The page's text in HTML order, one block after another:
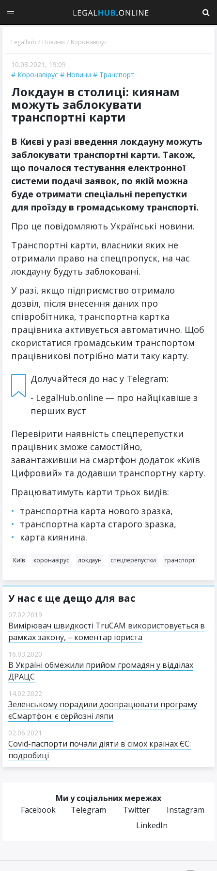
Legalhub / Новини / Коронавірус
10.08.2021, 19:09
Коронавірус
Новини Транспорт
Локдаун в столиці: киянам
можуть заблокувати
транспортні карти
В Києві у разі введення локдауну можуть
заблокувати транспортні карти. Також,
що почалося тестування електронної
системи подачі заявок, по якій можна
буде отримати спеціальні перепустки
для проїзду в громадському транспорті.
Про це повідомляють Українські новини.
Транспортні карти, власники яких не
отримали право на спецпропуск, на час
локдауну будуть заблоковані.
У разі, якщо підприємство отримало
дозвіл, після внесення даних про
співробітника, транспортна картка
працівника активується автоматично. Щоб
скористатися громадським транспортом
працівникові потрібно мати таку карту.
Долучайтеся до нас у Telegram:
- LegalHub.online — про найцікавіше з
перших вуст
Перевірити наявність спецперепустки
працівник зможе самостійно,
завантаживши на смартфон додаток «Київ
Цифровий» та додавши транспортну карту.
Працюватимуть карти трьох видів:
транспортна карта нового зразка,
транспортна карта старого зразка,
карта киянина.
Київ коронавірус локдаун спецперепустки транспорт
У нас є ще дещо для вас
07.02.2019
Вимірювач швидкості TruCAM використовується в
рамках закону, – коментар юриста
16.03.2020
В Україні обмежили прийом громадян у відділах
ДРАЦС
14.02.2022
Зеленському порадили доопрацювати програму
єСмартфон: є серйозні ляпи
02.06.2021
Covid-паспорти почали діяти в сімох країнах ЄС:
подробиці
Ми у соціальних мережах
Facebook
Telegram Twitter
Instagram
LinkedIn